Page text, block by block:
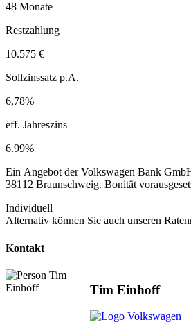
48 Monate
Restzahlung
10.575 €
Sollzinssatz p.A.
6,78%
eff. Jahreszins
6.99%
Ein Angebot der Volkswagen Bank
38112 Braunschweig. Bonität
Individuell
Alternativ können Sie auch unseren
Kontakt
Tim Einhoff